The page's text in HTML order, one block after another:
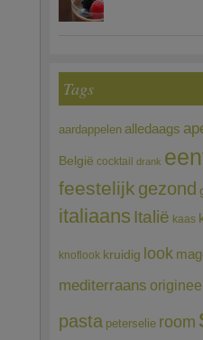
Tags
aardappelen alledaags
België cocktail drank
feestelijk gezond
italiaans Italië kaas
knoflook kruidig look
mediterraans
pasta peterselie room